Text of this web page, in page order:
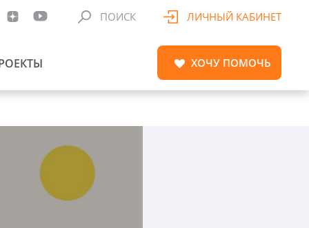
ПОИСК ЛИЧНЫЙ КАБИНЕТ
ХОЧУ ПОМОЧЬ